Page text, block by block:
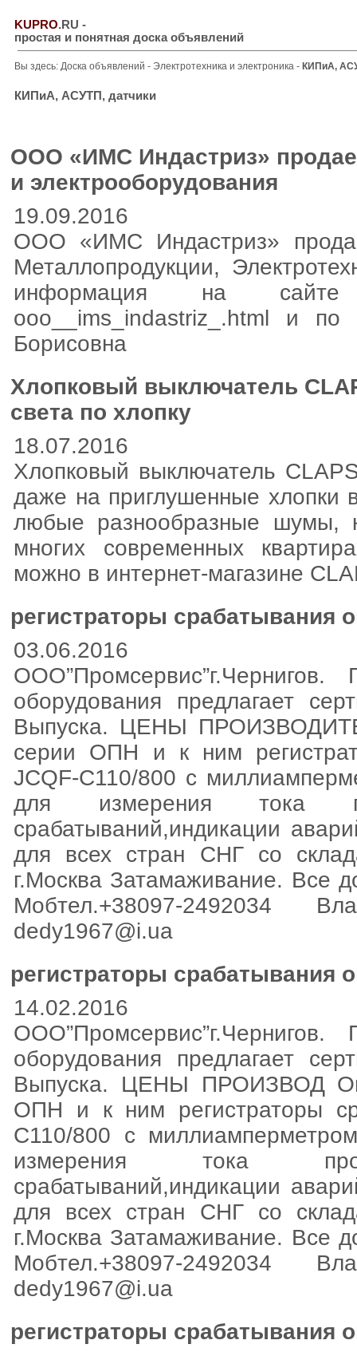
KUPRO.RU -
простая и понятная доска объявлений
Вы здесь: Доска объявлений - Электротехника и электроника - КИПиА,
КИПиА, АСУТП, датчики
ООО «ИМС Индастриз»
и электрооборудования
19.09.2016
ООО «ИМС Индастриз»
Металлопродукции,
информация на сайте
ooo__ims_indastriz_.html и
Борисовна
Хлопковый выключатель
света по хлопку
18.07.2016
Хлопковый выключатель
даже на приглушенные хлопки
любые разнообразные шумы,
многих современных
можно в интернет-магазине
регистраторы срабатывания
03.06.2016
ООО”Промсервис”г.Чернигов.
оборудования предлагает
Выпуска. ЦЕНЫ
серии ОПН и к ним
JCQF-C110/800 c
для измерения тока
срабатываний,индикации
для всех стран СНГ со
г.Москва Затамаживание. Все
Мобтел.+38097-2492034
dedy1967@i.ua
регистраторы срабатывания
14.02.2016
ООО”Промсервис”г.Чернигов.
оборудования предлагает
Выпуска. ЦЕНЫ ПРОИЗВОД
ОПН и к ним регистраторы
C110/800 c
измерения тока
срабатываний,индикации
для всех стран СНГ со
г.Москва Затамаживание. Все
Мобтел.+38097-2492034
dedy1967@i.ua
регистраторы срабатывания